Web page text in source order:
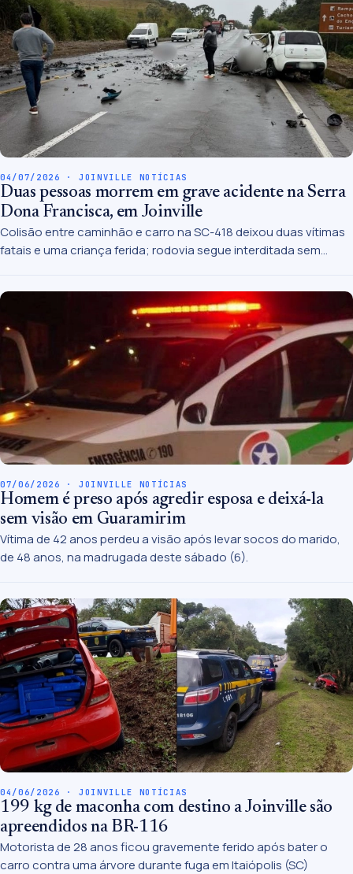
04/07/2026 · JOINVILLE NOTÍCIAS
Duas pessoas morrem em grave acidente na Serra
Dona Francisca, em Joinville
Colisão entre caminhão e carro na SC-418 deixou duas vítimas
fatais e uma criança ferida; rodovia segue interditada sem
07/06/2026 · JOINVILLE NOTÍCIAS
Homem é preso após agredir esposa e deixá-la
sem visão em Guaramirim
Vítima de 42 anos perdeu a visão após levar socos do marido,
de 48 anos, na madrugada deste sábado (6).
04/06/2026 · JOINVILLE NOTÍCIAS
199 kg de maconha com destino a Joinville são
apreendidos na BR-116
Motorista de 28 anos ficou gravemente ferido após bater o
carro contra uma árvore durante fuga em Itaiópolis (SC)